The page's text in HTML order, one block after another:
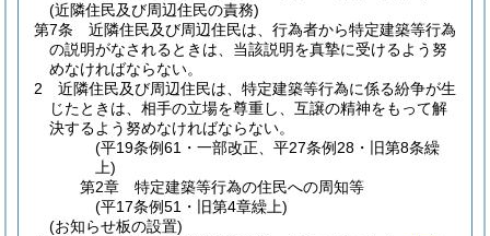
(近隣住民及び周辺住民の責務)
第7条
近隣住民及び周辺住民は、行為者から特定建築等行為
の説明がなされるときは、当該説明を真摯に受けるよう努
めなければならない。
2
近隣住民及び周辺住民は、特定建築等行為に係る紛争が生
じたときは、相手の立場を尊重し、互譲の精神をもって解
決するよう努めなければならない。
(平19条例61・一部改正、平27条例28・旧第8条繰
上)
第2章
特定建築等行為の住民への周知等
(平17条例51・旧第4章繰上)
(お知らせ板の設置)